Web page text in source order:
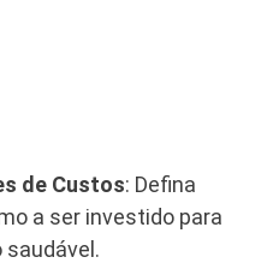
de Custos: Defina
a ser investido para
saudável.